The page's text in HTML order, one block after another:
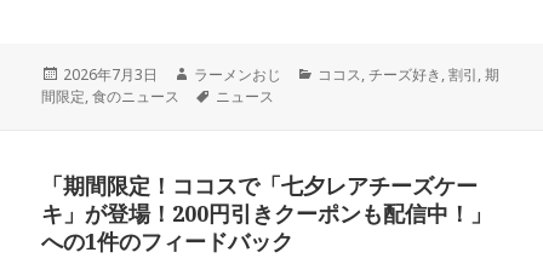
投
稿
2026年7月3日
作
成
ラーメンおじ
カ
ココス,チーズ好き,割引,期
間限定,食のニュース
タ
ニュース
「期間限定！ココスで「七夕レアチーズケー
キ」が登場！200円引きクーポンも配信中！」
への1件のフィードバック